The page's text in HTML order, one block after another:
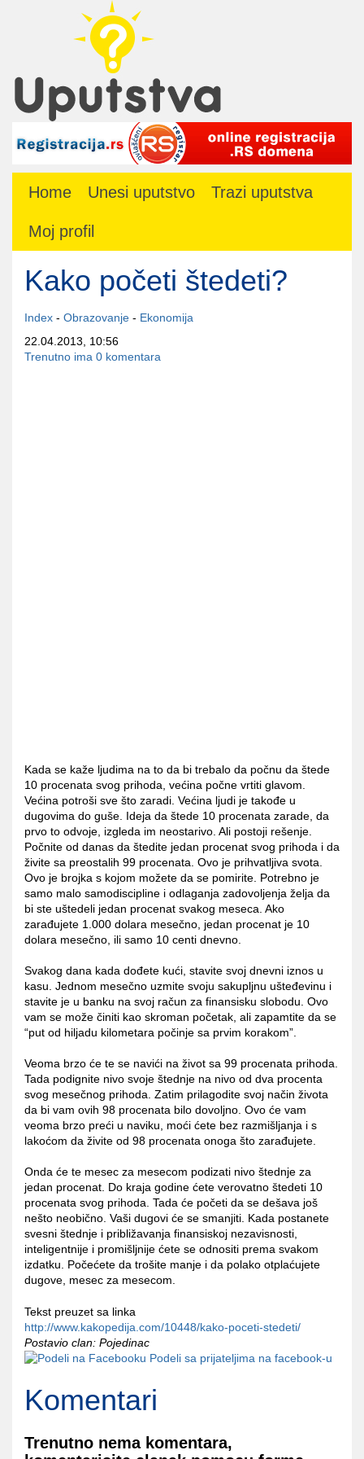
Home Unesi uputstvo Trazi uputstva
Moj profil
Kako početi štedeti?
Index - Obrazovanje - Ekonomija
22.04.2013, 10:56
Trenutno ima 0 komentara
Kada se kaže ljudima na to da bi trebalo da počnu da štede
10 procenata svog prihoda, većina počne vrtiti glavom.
Većina potroši sve što zaradi. Većina ljudi je takođe u
dugovima do guše. Ideja da štede 10 procenata zarade, da
prvo to odvoje, izgleda im neostarivo. Ali postoji rešenje.
Počnite od danas da štedite jedan procenat svog prihoda i da
živite sa preostalih 99 procenata. Ovo je prihvatljiva svota.
Ovo je brojka s kojom možete da se pomirite. Potrebno je
samo malo samodiscipline i odlaganja zadovoljenja želja da
bi ste uštedeli jedan procenat svakog meseca. Ako
zarađujete 1.000 dolara mesečno, jedan procenat je 10
dolara mesečno, ili samo 10 centi dnevno.
Svakog dana kada dođete kući, stavite svoj dnevni iznos u
kasu. Jednom mesečno uzmite svoju sakupljnu ušteđevinu i
stavite je u banku na svoj račun za finansisku slobodu. Ovo
vam se može činiti kao skroman početak, ali zapamtite da se
“put od hiljadu kilometara počinje sa prvim korakom”.
Veoma brzo će te se navići na život sa 99 procenata prihoda.
Tada podignite nivo svoje štednje na nivo od dva procenta
svog mesečnog prihoda. Zatim prilagodite svoj način života
da bi vam ovih 98 procenata bilo dovoljno. Ovo će vam
veoma brzo preći u naviku, moći ćete bez razmišljanja i s
lakoćom da živite od 98 procenata onoga što zarađujete.
Onda će te mesec za mesecom podizati nivo štednje za
jedan procenat. Do kraja godine ćete verovatno štedeti 10
procenata svog prihoda. Tada će početi da se dešava još
nešto neobično. Vaši dugovi će se smanjiti. Kada postanete
svesni štednje i približavanja finansiskoj nezavisnosti,
inteligentnije i promišljnije ćete se odnositi prema svakom
izdatku. Počećete da trošite manje i da polako otplaćujete
dugove, mesec za mesecom.
Tekst preuzet sa linka
http://www.kakopedija.com/10448/kako-poceti-stedeti/
Postavio clan: Pojedinac
Podeli sa prijateljima na facebook-u
Komentari
Trenutno nema komentara,